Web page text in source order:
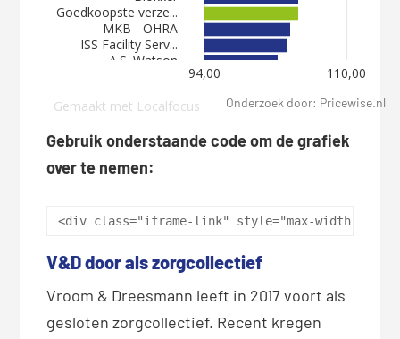
Onderzoek door: Pricewise.nl
Gebruik onderstaande code om de grafiek
over te nemen:
<div class="iframe-link" style="max-width:
V&D door als zorgcollectief
Vroom & Dreesmann leeft in 2017 voort als
gesloten zorgcollectief. Recent kregen